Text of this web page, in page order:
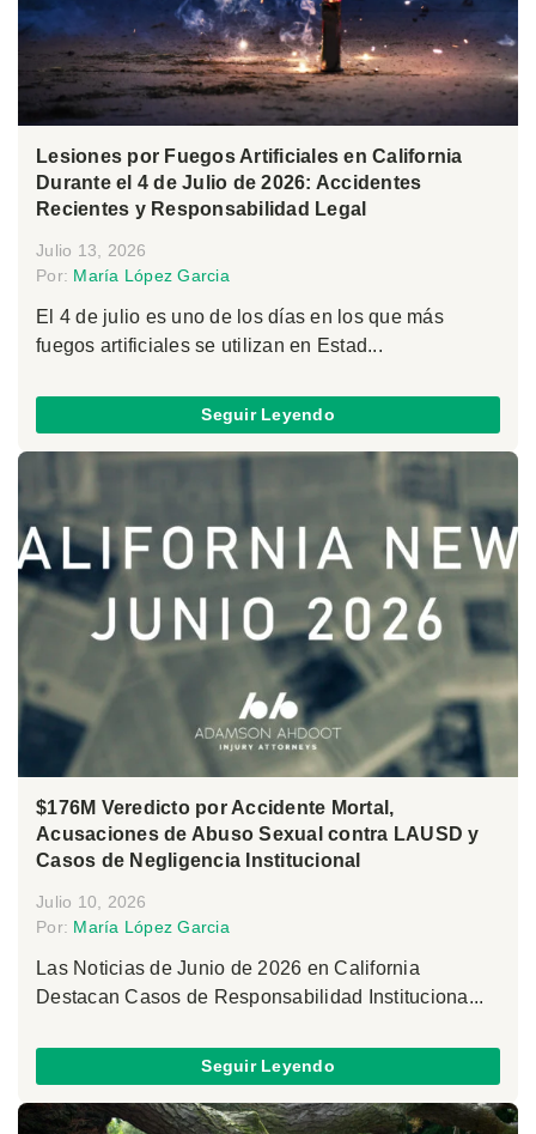
Lesiones por Fuegos Artificiales en California
Durante el 4 de Julio de 2026: Accidentes
Recientes y Responsabilidad Legal
Julio 13, 2026
Por: María López Garcia
El 4 de julio es uno de los días en los que más
fuegos artificiales se utilizan en Estad...
Seguir Leyendo
$176M Veredicto por Accidente Mortal,
Acusaciones de Abuso Sexual contra LAUSD y
Casos de Negligencia Institucional
Julio 10, 2026
Por: María López Garcia
Las Noticias de Junio de 2026 en California
Destacan Casos de Responsabilidad Instituciona...
Seguir Leyendo